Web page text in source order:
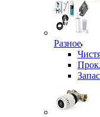
Разное